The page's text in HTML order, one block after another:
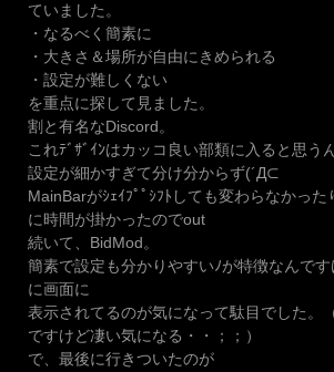
ていました。
・なるべく簡素に
・大きさ＆場所が自由にきめられる
・設定が難しくない
を重点に探して見ました。
割と有名なDiscord。
これﾃﾞｻﾞｲﾝはカッコ良い部類に入ると思う
設定が細かすぎて分け分からず(´Д⊂
MainBarがｼｪｲﾌﾟﾟｼﾌﾄしても変わらなかっ
に時間が掛かったのでout
続いて、BidMod。
簡素で設定も分かりやすいﾉが特徴なんで
に画面に
表示されてるのが気になって駄目でした。
ですけど凄い気になる・・；；）
で、最後に行きついたのが